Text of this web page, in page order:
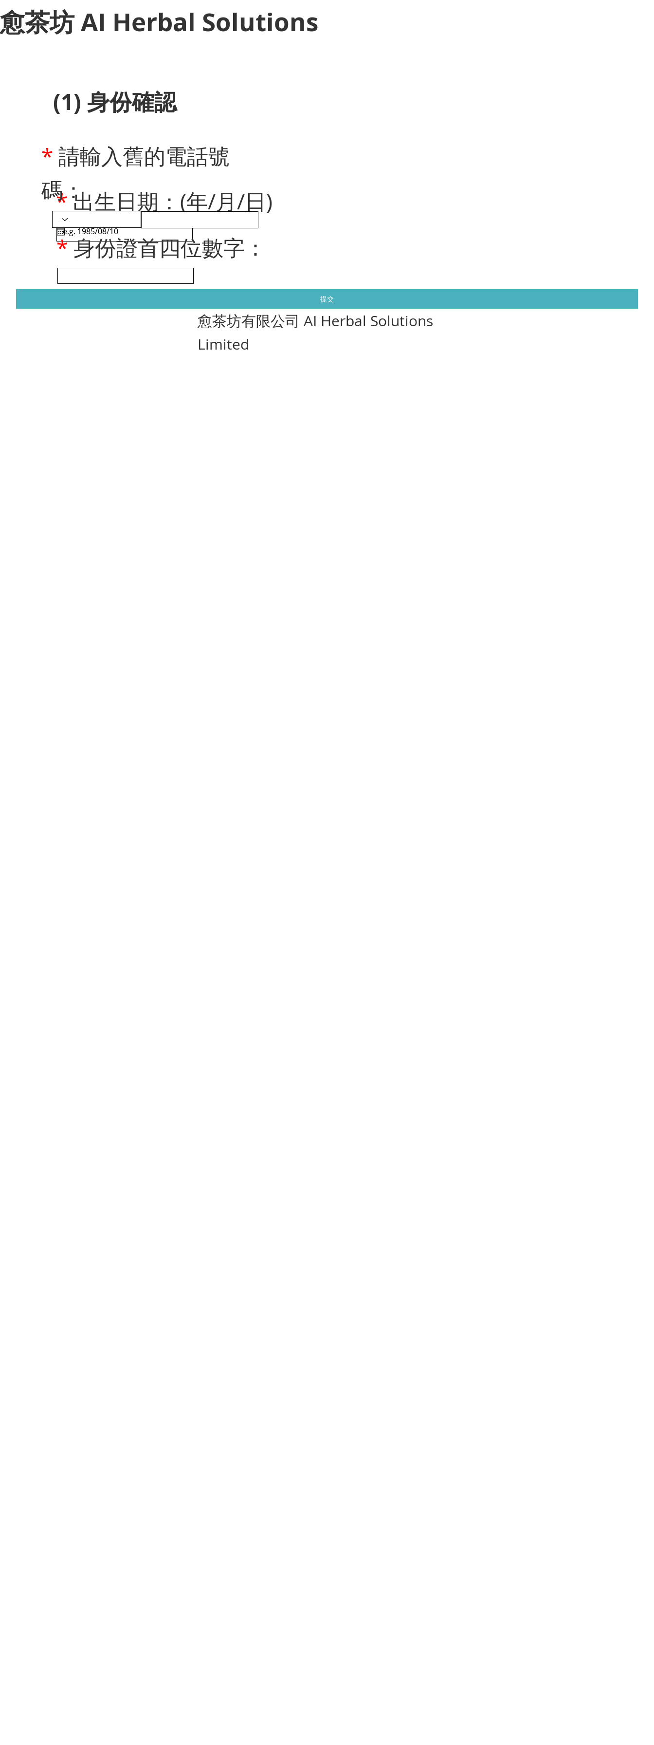
​愈茶坊 AI Herbal Solutions
(1) 身份確認
提交
*出生日期：(年/月/日)
*身份證首四位數字：
* 請輸入舊的電話號
碼：
​愈茶坊有限公司 AI Herbal Solutions
Limited